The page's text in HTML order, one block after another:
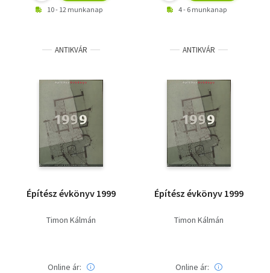
10 - 12 munkanap 4 - 6 munkanap
ANTIKVÁR
Építész évkönyv 1999
Timon Kálmán
Online ár:
ANTIKVÁR
Építész évkönyv 1999
Timon Kálmán
Online ár: